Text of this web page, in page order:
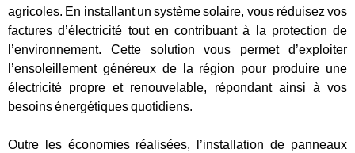
agricoles. En installant un système solaire, vous réduisez vos
factures d’électricité tout en contribuant à la protection de
l’environnement. Cette solution vous permet d’exploiter
l’ensoleillement généreux de la région pour produire une
électricité propre et renouvelable, répondant ainsi à vos
besoins énergétiques quotidiens.
Outre les économies réalisées, l’installation de panneaux